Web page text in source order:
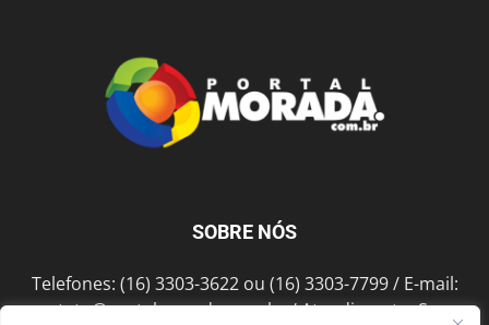
SOBRE NÓS
Telefones: (16) 3303-3622 ou (16) 3303-7799 / E-mail:
contato@portalmorada.com.br/ Atendimento: Seg a